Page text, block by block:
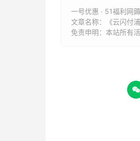
一号优惠 · 51福利网
文章名称：
《云闪付
免责申明：本站所有
